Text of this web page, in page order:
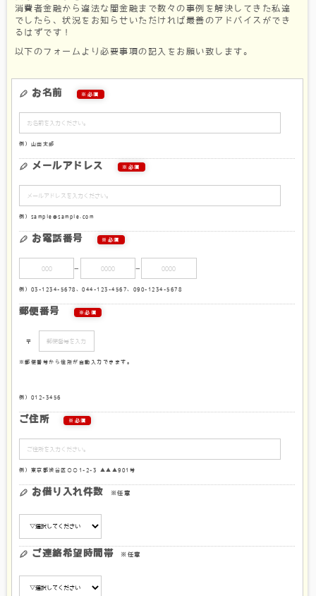
消費者金融から違法な闇金融まで数々の事例を解決してきた私達
でしたら、状況をお知らせいただければ最善のアドバイスができ
るはずです！
以下のフォームより必要事項の記入をお願い致します。
お名前 ※必須
例）山田太郎
メールアドレス ※必須
例）sample@sample.com
お電話番号 ※必須
ー ー
例）03-1234-5678、044-123-4567、090-1234-5678
郵便番号 ※必須
〒
※郵便番号から住所が自動入力できます。
例）012-3456
ご住所 ※必須
例）東京都渋谷区○○1-2-3 ▲▲▲901号
お借り入れ件数 ※任意
ご連絡希望時間帯 ※任意